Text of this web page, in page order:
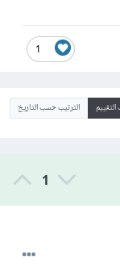
1
الترتيب حسب التاريخ
1